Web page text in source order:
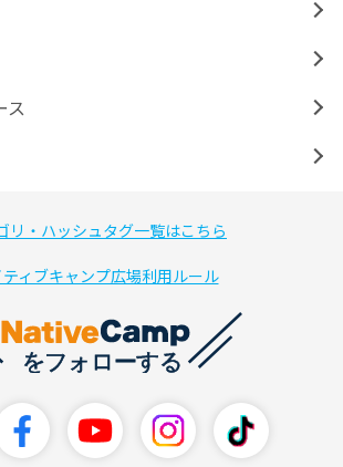
ス
リ・ハッシュタグ一覧はこちら
ィブキャンプ広場利用ルール